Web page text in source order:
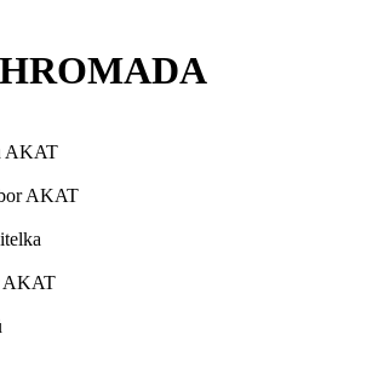
AKAT
AKAT
AKAT